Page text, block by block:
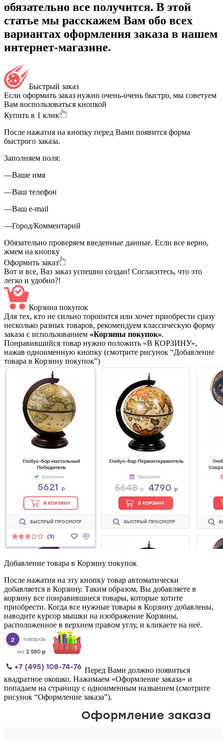
обязательно все получится. В этой
статье мы расскажем Вам обо всех
вариантах оформления заказа в нашем
интернет-магазине.
Быстрый заказ
Если оформить заказ нужно очень-очень быстро, мы советуем
Вам воспользоваться кнопкой
Купить в 1 клик
После нажатия на кнопку перед Вами появится форма
быстрого заказа.
Заполняем поля:
—Ваше имя
—Ваш телефон
—Ваш e-mail
—Город/Комментарий
Обязательно проверяем введенные данные. Если все верно,
жмем на кнопку
Оформить заказ
Вот и все, Ваз заказ успешно создан! Согласитесь, что это
легко и удобно?!
Корзина покупок
Для тех, кто не сильно торопится или хочет приобрести сразу
несколько разных товаров, рекомендуем классическую форму
заказа с использованием «Корзины покупок».
Понравившийся товар нужно положить «В КОРЗИНУ»,
нажав одноименную кнопку (смотрите рисунок “Добавление
товара в Корзину покупок”)
Добавление товара в Корзину покупок
После нажатия на эту кнопку товар автоматически
добавляется в Корзину. Таким образом, Вы добавляете в
корзину все понравившиеся товары, которые хотите
приобрести. Когда все нужные товары в Корзину добавлены,
наводите курсор мышки на изображение Корзины,
расположенное в верхнем правом углу, и кликаете на неё.
Перед Вами должно появиться
квадратное окошко. Нажимаем «Оформление заказа» и
попадаем на страницу с одноименным названием (смотрите
рисунок “Оформление заказа”).